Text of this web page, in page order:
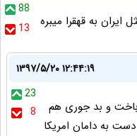
88
13
به قهقرا میبره
۱۳۹۷/۵/۲۰ ۱۲:۴۴:۱۹
23
8
و بد جوری هم
به دامان امریکا